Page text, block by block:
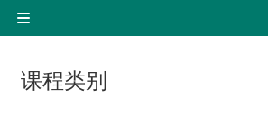
停靠面板
课程类别